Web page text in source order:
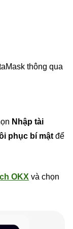
thông qua
Nhập tài
phục bí mật để
OKX và chọn